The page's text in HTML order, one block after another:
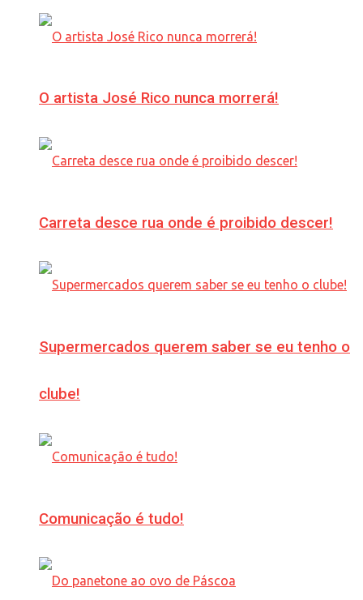
O artista José Rico nunca morrerá!
Carreta desce rua onde é proibido descer!
Supermercados querem saber se eu tenho o
clube!
Comunicação é tudo!